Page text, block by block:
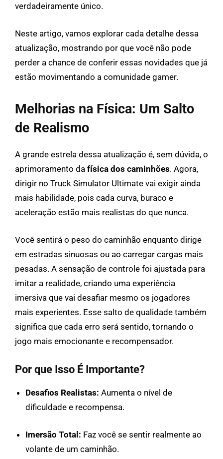
verdadeiramente único.
Neste artigo, vamos explorar cada detalhe dessa
atualização, mostrando por que você não pode
perder a chance de conferir essas novidades que já
estão movimentando a comunidade gamer.
Melhorias na Física: Um Salto
de Realismo
A grande estrela dessa atualização é, sem dúvida, o
aprimoramento da física dos caminhões. Agora,
dirigir no Truck Simulator Ultimate vai exigir ainda
mais habilidade, pois cada curva, buraco e
aceleração estão mais realistas do que nunca.
Você sentirá o peso do caminhão enquanto dirige
em estradas sinuosas ou ao carregar cargas mais
pesadas. A sensação de controle foi ajustada para
imitar a realidade, criando uma experiência
imersiva que vai desafiar mesmo os jogadores
mais experientes. Esse salto de qualidade também
significa que cada erro será sentido, tornando o
jogo mais emocionante e recompensador.
Por que Isso É Importante?
Desafios Realistas: Aumenta o nível de
dificuldade e recompensa.
Imersão Total: Faz você se sentir realmente ao
volante de um caminhão.